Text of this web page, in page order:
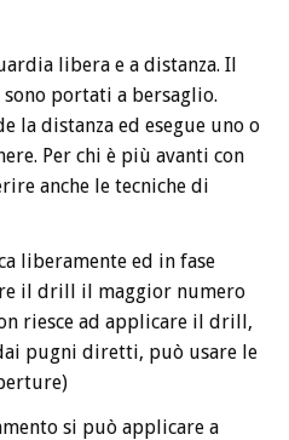
libera e a distanza. Il
portati a bersaglio.
la distanza ed esegue uno o
Per chi è più avanti con
anche le tecniche di
liberamente ed in fase
il drill il maggior numero
riesce ad applicare il drill,
pugni diretti, può usare le
si può applicare a